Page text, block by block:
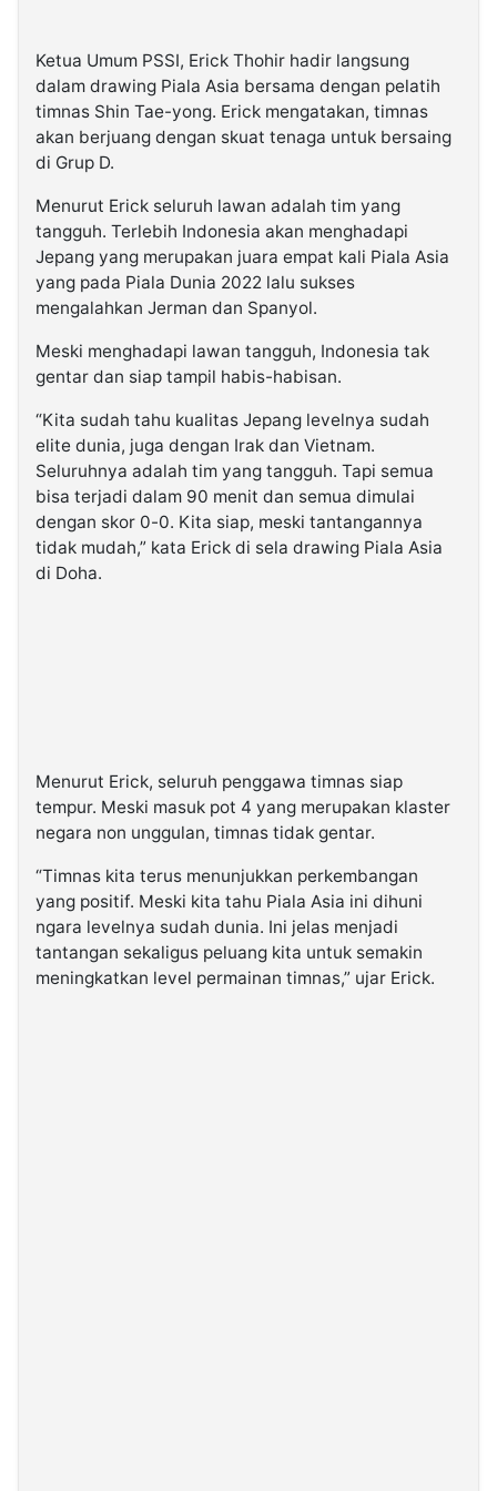
Ketua Umum PSSI, Erick Thohir hadir langsung
dalam drawing Piala Asia bersama dengan pelatih
timnas Shin Tae-yong. Erick mengatakan, timnas
akan berjuang dengan skuat tenaga untuk bersaing
di Grup D.
Menurut Erick seluruh lawan adalah tim yang
tangguh. Terlebih Indonesia akan menghadapi
Jepang yang merupakan juara empat kali Piala Asia
yang pada Piala Dunia 2022 lalu sukses
mengalahkan Jerman dan Spanyol.
Meski menghadapi lawan tangguh, Indonesia tak
gentar dan siap tampil habis-habisan.
“Kita sudah tahu kualitas Jepang levelnya sudah
elite dunia, juga dengan Irak dan Vietnam.
Seluruhnya adalah tim yang tangguh. Tapi semua
bisa terjadi dalam 90 menit dan semua dimulai
dengan skor 0-0. Kita siap, meski tantangannya
tidak mudah,” kata Erick di sela drawing Piala Asia
di Doha.
Menurut Erick, seluruh penggawa timnas siap
tempur. Meski masuk pot 4 yang merupakan klaster
negara non unggulan, timnas tidak gentar.
“Timnas kita terus menunjukkan perkembangan
yang positif. Meski kita tahu Piala Asia ini dihuni
ngara levelnya sudah dunia. Ini jelas menjadi
tantangan sekaligus peluang kita untuk semakin
meningkatkan level permainan timnas,” ujar Erick.